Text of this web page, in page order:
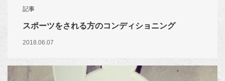
記事
スポーツをされる方のコンディショニング
2018.06.07